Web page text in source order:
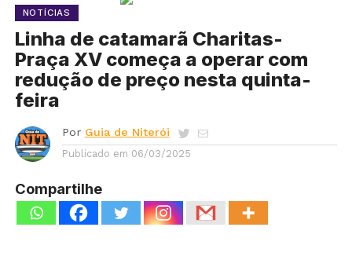
NOTÍCIAS
Linha de catamarã Charitas-
Praça XV começa a operar com
redução de preço nesta quinta-
feira
Por Guia de Niterói
Publicado em 06/03/2025
Compartilhe